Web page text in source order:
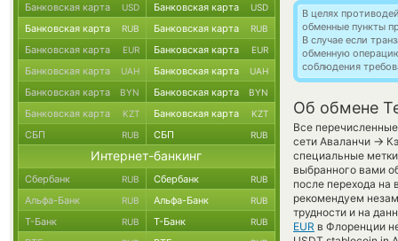
В целях
обменные пункты
В случае если
обменную
соблюдения
Об обмене
Все
сети Аваланчи →
специальные
выбранного вами
после перехода на
рекомендуем
трудности и на
EUR в Флоренции
Банковская карта USD Банковская карта USD
Банковская карта RUB Банковская карта RUB
Банковская карта EUR Банковская карта EUR
Банковская карта UAH Банковская карта UAH
Банковская карта BYN Банковская карта BYN
Банковская карта KZT Банковская карта KZT
СБП RUB СБП RUB
Интернет-банкинг
Сбербанк RUB Сбербанк RUB
Альфа-Банк RUB Альфа-Банк RUB
Т-Банк RUB Т-Банк RUB